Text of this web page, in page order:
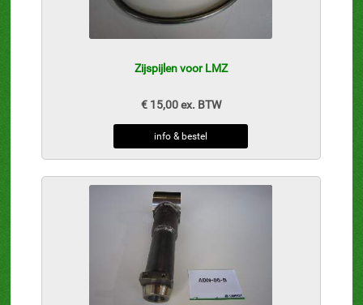
Zijspijlen voor LMZ
€ 15,00 ex. BTW
info & bestel